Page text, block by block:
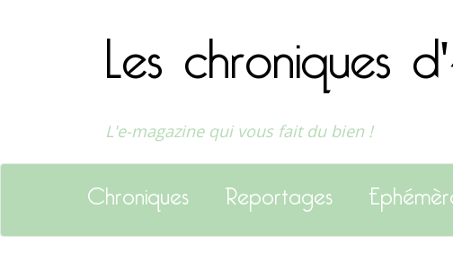
Les chroniques
L'e-magazine qui vous fait du bien !
Chroniques Reportages